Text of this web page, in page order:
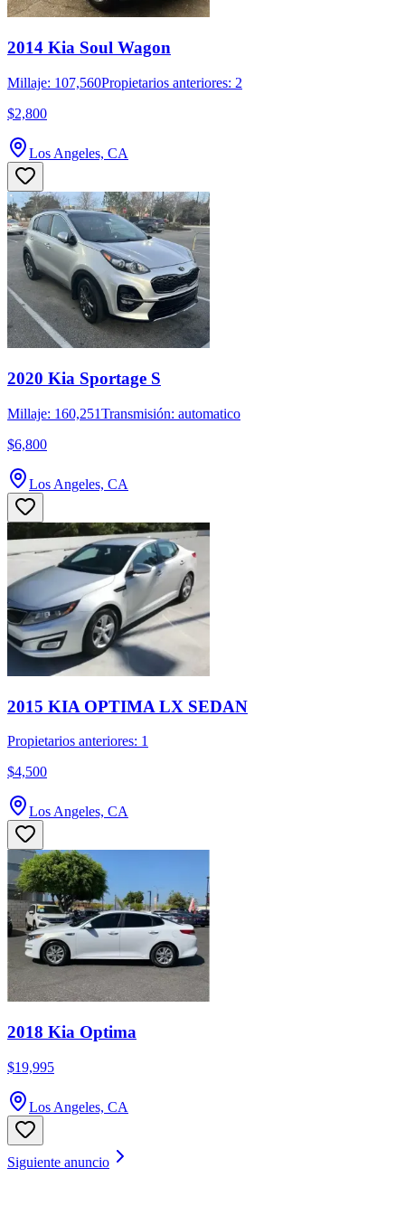
2014 Kia Soul Wagon
Millaje: 107,560Propietarios anteriores: 2
$2,800
Los Angeles, CA
2020 Kia Sportage S
Millaje: 160,251Transmisión: automatico
$6,800
Los Angeles, CA
2015 KIA OPTIMA LX SEDAN
Propietarios anteriores: 1
$4,500
Los Angeles, CA
2018 Kia Optima
$19,995
Los Angeles, CA
Siguiente anuncio